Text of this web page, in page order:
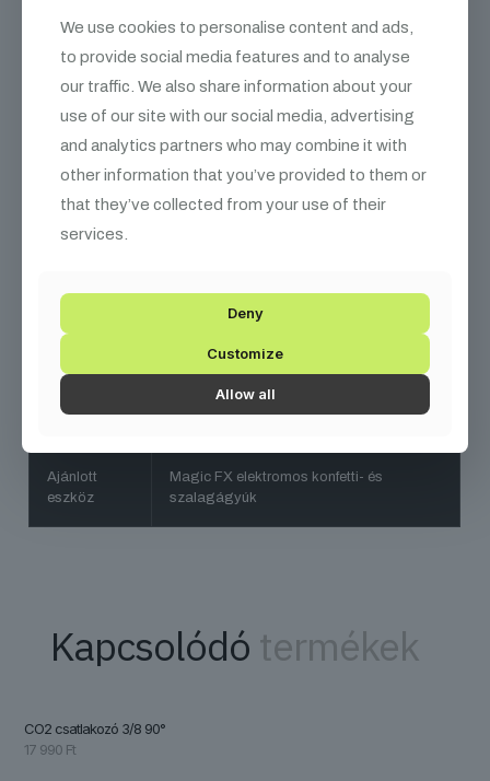
FIGYELEM, a termék csomagolása tápkábelt nem tartalmaz!
Hosszúság 19 cm
Szélesség
Tápegység AC 240V, 50/60 Hz
Áramfelvétel 120 W
Vezérlés Direkt on-off
Ajánlott
eszköz
Magic FX elektromos konfetti- és
szalagágyúk
Kapcsolódó termékek
CO2 csatlakozó 3/8 90°
17 990 Ft
We use cookies to personalise content and ads,
to provide social media features and to analyse
our traffic. We also share information about your
use of our site with our social media, advertising
and analytics partners who may combine it with
other information that you’ve provided to them or
that they’ve collected from your use of their
services.
Deny
Customize
Allow all